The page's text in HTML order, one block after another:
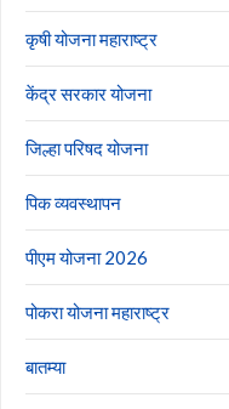
कृषी योजना महाराष्ट्र
केंद्र सरकार योजना
जिल्हा परिषद योजना
पिक व्यवस्थापन
पीएम योजना 2026
पोकरा योजना महाराष्ट्र
बातम्या